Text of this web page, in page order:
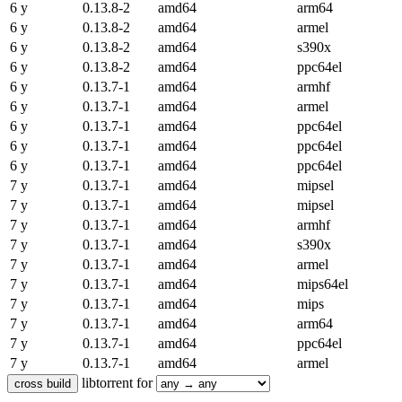
6 y 0.13.8-2 amd64
arm64
6 y
0.13.8-2 amd64
armel
6 y
0.13.8-2 amd64
s390x
6 y
0.13.8-2 amd64
ppc64el
6 y
0.13.7-1 amd64
armhf
6 y
0.13.7-1 amd64
armel
6 y
0.13.7-1 amd64
ppc64el
6 y
0.13.7-1 amd64
ppc64el
6 y
0.13.7-1 amd64
ppc64el
7 y
0.13.7-1 amd64
mipsel
7 y
0.13.7-1 amd64
mipsel
7 y
0.13.7-1 amd64
armhf
7 y
0.13.7-1 amd64
s390x
7 y
0.13.7-1 amd64
armel
7 y
0.13.7-1 amd64
mips64el
7 y
0.13.7-1 amd64
mips
7 y
0.13.7-1 amd64
arm64
7 y
0.13.7-1 amd64
ppc64el
7 y
0.13.7-1 amd64
armel
libtorrent for